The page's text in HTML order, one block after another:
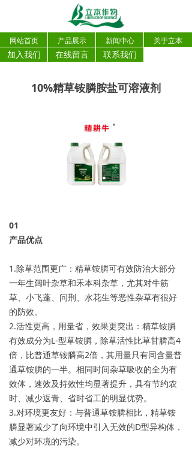
网站首页 产品展示 新闻中心 关于立本
加入我们 在线留言 联系我们
01
产品优点
1.除草范围更广：精草铵膦可有效防治大部分
一年生阔叶杂草和禾本科杂草，尤其对牛筋
草、小飞蓬、问荆、水花生等恶性杂草有很好
的防效。
2.活性更高，用量省，效果更突出：精草铵膦
有效成分为L-型草铵膦，除草活性比草甘膦高4
倍，比普通草铵膦高2倍，其用量只有同含量普
通草铵膦的一半。相同时间杂草吸收的全为有
效体，速效及持效性均显著提升，具有节约农
时、减少返青、省时省工的明显优势。
3.对环境更友好：与普通草铵膦相比，精草铵
膦显著减少了向环境中引入无效的D型异构体，
减少对环境的污染。
10%精草铵膦胺盐可溶液剂